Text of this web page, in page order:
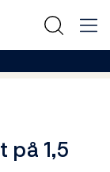
1,5